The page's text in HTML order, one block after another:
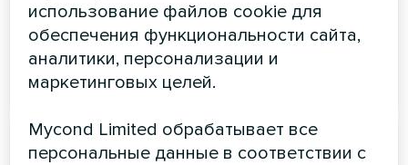
Мощность обогрева:1,8 … 18,9 кВт
ЧИТАТЬ ДАЛЕЕ
использование файлов cookie для
обеспечения функциональности сайта,
аналитики, персонализации и
маркетинговых целей.
Mycond Limited обрабатывает все
персональные данные в соответствии с